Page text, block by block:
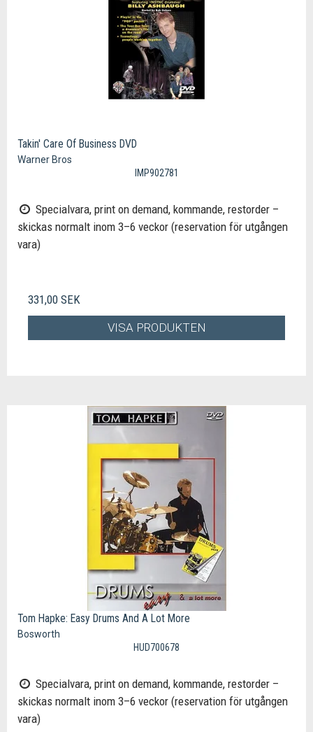
Takin' Care Of Business DVD
Warner Bros
IMP902781
Specialvara, print on demand, kommande, restorder –
skickas normalt inom 3–6 veckor (reservation för utgången
vara)
331,00 SEK
VISA PRODUKTEN
Tom Hapke: Easy Drums And A Lot More
Bosworth
HUD700678
Specialvara, print on demand, kommande, restorder –
skickas normalt inom 3–6 veckor (reservation för utgången
vara)